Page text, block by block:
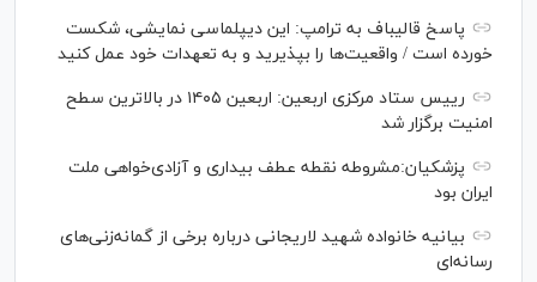
پاسخ قالیباف به ترامپ: این دیپلماسی نمایشی، شکست
خورده است / واقعیت‌ها را بپذیرید و به تعهدات خود عمل کنید
رییس ستاد مرکزی اربعین: اربعین ۱۴۰۵ در بالاترین سطح
امنیت برگزار شد
پزشکیان:مشروطه نقطه عطف بیداری و آزادی‌خواهی ملت
ایران بود
بیانیه خانواده شهید لاریجانی درباره برخی از گمانه‌زنی‌های
رسانه‌ای